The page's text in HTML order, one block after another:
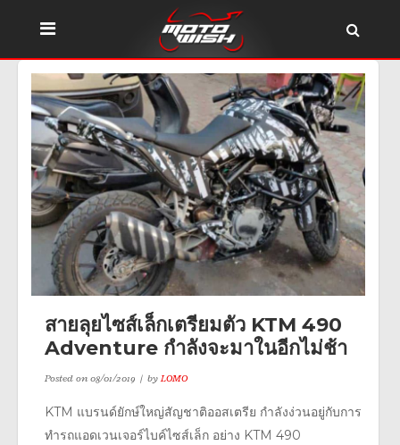
สายลุยไซส์เล็กเตรียมตัว KTM 490
Adventure กำลังจะมาในอีกไม่ช้า
Posted on08/01/2019 byLOMO
KTM แบรนด์ยักษ์ใหญ่สัญชาติออสเตรีย กำลังง่วนอยู่กับการ
ทำรถแอดเวนเจอร์ไบค์ไซส์เล็ก อย่าง KTM 490